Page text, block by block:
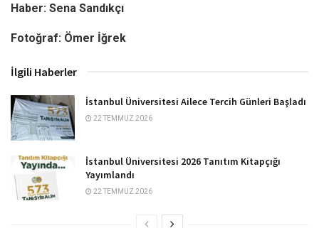
Haber: Sena Sandıkçı
Fotoğraf: Ömer İğrek
İlgili Haberler
İstanbul Üniversitesi Ailece Tercih Günleri Başladı
22 TEMMUZ 2026
İstanbul Üniversitesi 2026 Tanıtım Kitapçığı
Yayımlandı
22 TEMMUZ 2026